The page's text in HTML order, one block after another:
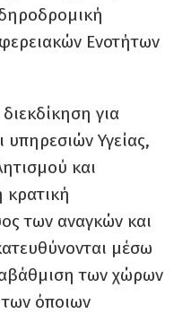
Ενοτήτων
για
Υγείας,
και
κρατική
των αναγκών και
μέσω
των χώρων
όποιων